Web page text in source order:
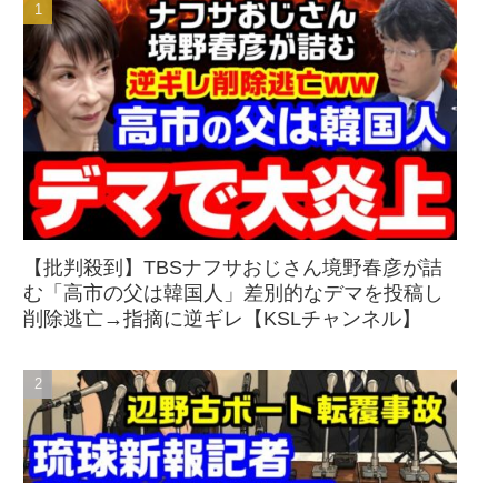
【批判殺到】TBSナフサおじさん境野春彦が詰
む「高市の父は韓国人」差別的なデマを投稿し
削除逃亡→指摘に逆ギレ【KSLチャンネル】